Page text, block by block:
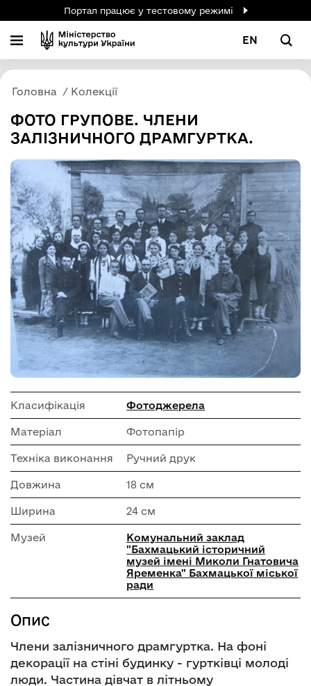
Портал працює у тестовому режимі
EN
Головна Колекції
ФОТО ГРУПОВЕ. ЧЛЕНИ
ЗАЛІЗНИЧНОГО ДРАМГУРТКА.
Класифікація Фотоджерела
Матеріал Фотопапір
Техніка виконання Ручний друк
Довжина 18 см
Ширина 24 см
Музей
Комунальний заклад
"Бахмацький історичний
музей імені Миколи Гнатовича
Яременка" Бахмацької міської
ради
Опис
Члени залізничного драмгуртка. На фоні
декорації на стіні будинку - гуртківці молоді
люди. Частина дівчат в літньому